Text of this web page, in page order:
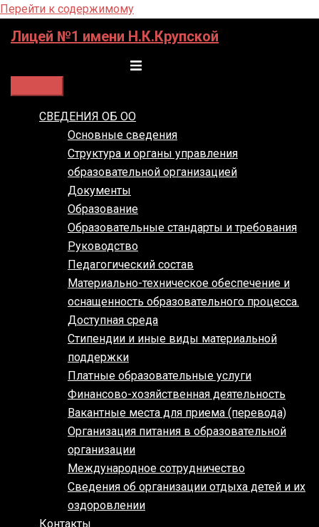
Перейти к содержимому
Лицей №1 имени Н.К.Крупской
СВЕДЕНИЯ ОБ ОО
Основные сведения
Структура и органы управления
образовательной организацией
Документы
Образование
Образовательные стандарты и требования
Руководство
Педагогический состав
Материально-техническое обеспечение и
оснащенность образовательного процесса.
Доступная среда
Стипендии и иные виды материальной
поддержки
Платные образовательные услуги
Финансово-хозяйственная деятельность
Вакантные места для приема (перевода)
Организация питания в образовательной
организации
Международное сотрудничество
Сведения об организации отдыха детей и их
оздоровлении
Контакты